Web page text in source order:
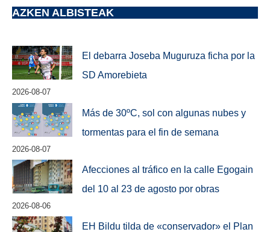
AZKEN ALBISTEAK
El debarra Joseba Muguruza ficha por la
SD Amorebieta
2026-08-07
Más de 30ºC, sol con algunas nubes y
tormentas para el fin de semana
2026-08-07
Afecciones al tráfico en la calle Egogain
del 10 al 23 de agosto por obras
2026-08-06
EH Bildu tilda de «conservador» el Plan